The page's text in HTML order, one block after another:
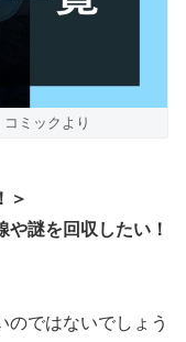
ミックより
＞
や謎を回収したい！
のではないでしょう